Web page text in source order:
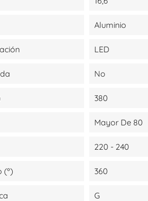
Aluminio
LED
No
380
Mayor De 80
220 - 240
(º) 360
G